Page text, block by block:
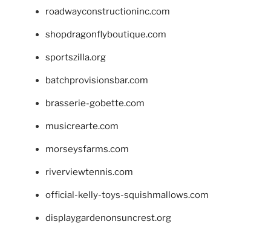
roadwayconstructioninc.com
shopdragonflyboutique.com
sportszilla.org
batchprovisionsbar.com
brasserie-gobette.com
musicrearte.com
morseysfarms.com
riverviewtennis.com
official-kelly-toys-squishmallows.com
displaygardenonsuncrest.org